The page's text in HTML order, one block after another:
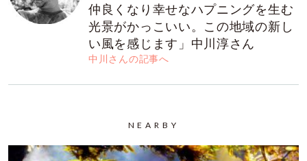
仲良くなり幸せなハプニングを生む
光景がかっこいい。この地域の新し
い風を感じます」中川淳さん
中川さんの記事へ
NEARBY